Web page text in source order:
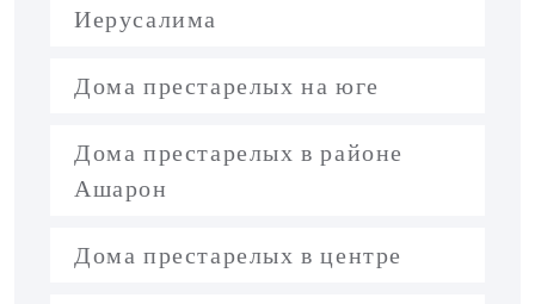
Иерусалима
Дома престарелых на юге
Дома престарелых в районе
Ашарон
Дома престарелых в центре